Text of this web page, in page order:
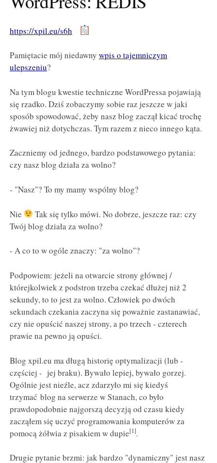
https://xpil.eu/s6h
Pamiętacie mój niedawny wpis o tajemniczym
ulepszeniu?
Na tym blogu kwestie techniczne WordPressa pojawiają
się rzadko. Dziś zobaczymy sobie raz jeszcze w jaki
sposób spowodować, żeby nasz blog zaczął kicać trochę
żwawiej niż dotychczas. Tym razem z nieco innego kąta.
Zaczniemy od jednego, bardzo podstawowego pytania:
czy nasz blog działa za wolno?
- "Nasz"? To my mamy wspólny blog?
Nie
Tak się tylko mówi. No dobrze, jeszcze raz: czy
Twój blog działa za wolno?
- A co to w ogóle znaczy: "za wolno"?
Podpowiem: jeżeli na otwarcie strony głównej /
którejkolwiek z podstron trzeba czekać dłużej niż 2
sekundy, to to jest za wolno. Człowiek po dwóch
sekundach czekania zaczyna się poważnie zastanawiać,
czy nie opuścić naszej strony, a po trzech - czterech
prawie na pewno ją opuści.
Blog xpil.eu ma długą historię optymalizacji (lub -
częściej - jej braku). Bywało lepiej, bywało gorzej.
Ogólnie jest nieźle, acz zdarzyło mi się kiedyś
trzymać blog na serwerze w Stanach, co było
prawdopodobnie najgorszą decyzją od czasu kiedy
zacząłem się uczyć programowania komputerów za
pomocą żółwia z pisakiem w dupie[1].
Drugie pytanie brzmi: jak bardzo "dynamiczny" jest nasz